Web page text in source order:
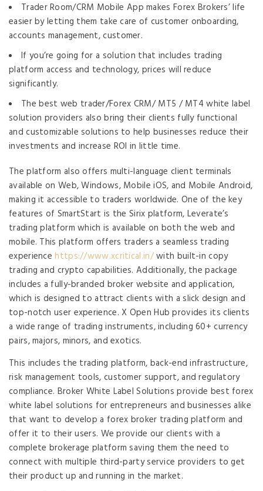
Trader Room/CRM Mobile App makes Forex Brokers’ life
easier by letting them take care of customer onboarding,
accounts management, customer.
If you’re going for a solution that includes trading
platform access and technology, prices will reduce
significantly.
The best web trader/Forex CRM/ MT5 / MT4 white label
solution providers also bring their clients fully functional
and customizable solutions to help businesses reduce their
investments and increase ROI in little time.
The platform also offers multi-language client terminals
available on Web, Windows, Mobile iOS, and Mobile Android,
making it accessible to traders worldwide. One of the key
features of SmartStart is the Sirix platform, Leverate’s
trading platform which is available on both the web and
mobile. This platform offers traders a seamless trading
experiencehttps://www.xcritical.in/with built-in copy
trading and crypto capabilities. Additionally, the package
includes a fully-branded broker website and application,
which is designed to attract clients with a slick design and
top-notch user experience. X Open Hub provides its clients
a wide range of trading instruments, including 60+ currency
pairs, majors, minors, and exotics.
This includes the trading platform, back-end infrastructure,
risk management tools, customer support, and regulatory
compliance. Broker White Label Solutions provide best forex
white label solutions for entrepreneurs and businesses alike
that want to develop a forex broker trading platform and
offer it to their users. We provide our clients with a
complete brokerage platform saving them the need to
connect with multiple third-party service providers to get
their product up and running in the market.